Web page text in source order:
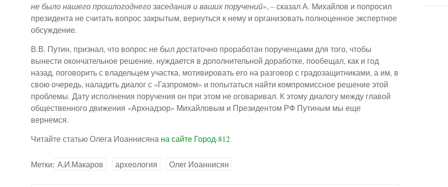
не было нашего прошлогоднего заседания и ваших поручений», – сказал А. Михайлов и попросил
президента не считать вопрос закрытым, вернуться к нему и организовать полноценное экспертное
обсуждение.
В.В. Путин, признал, что вопрос не был достаточно проработан порученцами для того, чтобы
вынести окончательное решение, нуждается в дополнительной доработке, пообещал, как и год
назад, поговорить с владельцем участка, мотивировать его на разговор с градозащитниками, а им, в
свою очередь, наладить диалог с «Газпромом» и попытаться найти компромиссное решение этой
проблемы. Дату исполнения поручения он при этом не оговаривал. К этому диалогу между главой
общественного движения «Архнадзор» Михайловым и Президентом РФ Путиным мы еще
вернемся.
Читайте статью Олега Иоаннисяна на сайте Город-812
Метки: А.И.Макаров археология Олег Иоаннисян